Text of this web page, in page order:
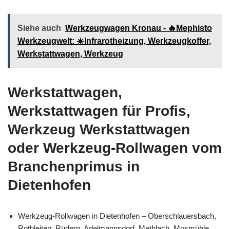
Siehe auch Werkzeugwagen Kronau - 🔥Mephisto
Werkzeugwelt: ☀️Infrarotheizung, Werkzeugkoffer,
Werkstattwagen, Werkzeug
Werkstattwagen,
Werkstattwagen für Profis,
Werkzeug Werkstattwagen
oder Werkzeug-Rollwagen vom
Branchenprimus in
Dietenhofen
Werkzeug-Rollwagen in Dietenhofen – Oberschlauersbach,